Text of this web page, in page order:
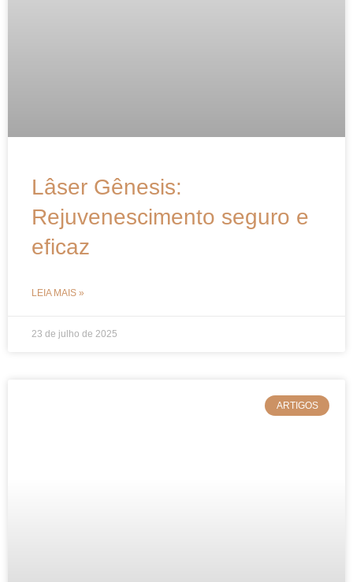
Lâser Gênesis:
Rejuvenescimento seguro e
eficaz
LEIA MAIS »
23 de julho de 2025
ARTIGOS